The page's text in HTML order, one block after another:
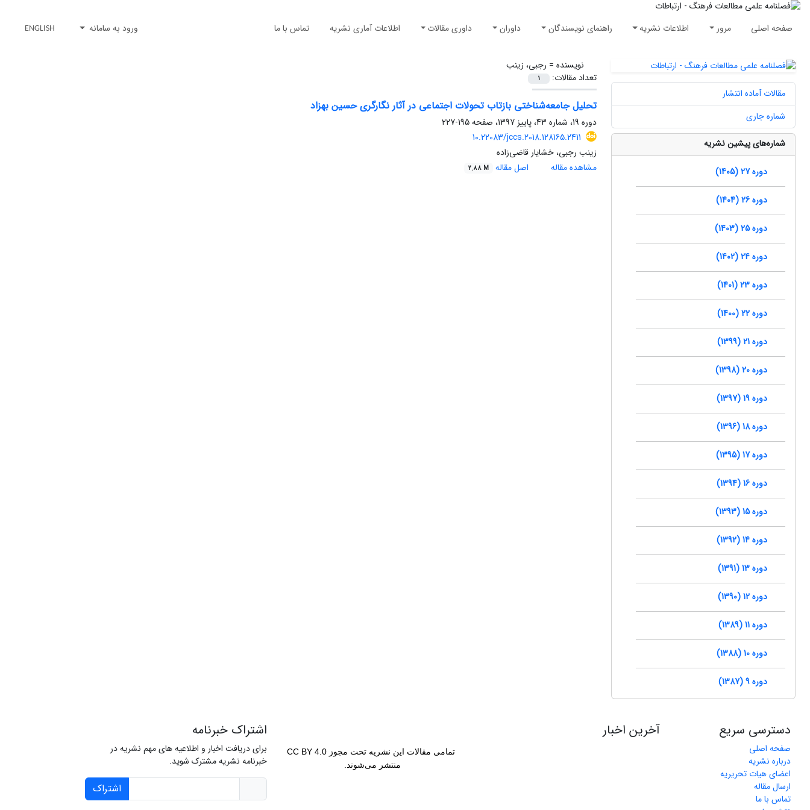
صفحه اصلی مرور اطلاعات نشریه راهنمای نویسندگان داوران داوری مقالات اطلاعات آماری نشریه تماس با ما ورود به سامانه ENGLISH
نویسنده = رجبی، زینب
تعداد مقالات:
1
تحلیل جامعه‌شناختی بازتاب تحولات اجتماعی در آثار نگارگری حسین بهزاد
دوره 19، شماره 43، پاییز 1397، صفحه
195-227
10.22083/jccs.2018.128165.2411
زینب رجبی، خشایار قاضی‌زاده
مشاهده مقاله
اصل مقاله 2.88 M
مقالات آماده انتشار
شماره جاری
شماره‌های پیشین نشریه
دوره 27 (1405)
دوره 26 (1404)
دوره 25 (1403)
دوره 24 (1402)
دوره 23 (1401)
دوره 22 (1400)
دوره 21 (1399)
دوره 20 (1398)
دوره 19 (1397)
دوره 18 (1396)
دوره 17 (1395)
دوره 16 (1394)
دوره 15 (1393)
دوره 14 (1392)
دوره 13 (1391)
دوره 12 (1390)
دوره 11 (1389)
دوره 10 (1388)
دوره 9 (1387)
دسترسی سریع
صفحه اصلی
درباره نشریه
اعضای هیات تحریریه
ارسال مقاله
تماس با ما
آخرین اخبار
تمامی مقالات این نشریه تحت مجوز CC BY 4.0
منتشر می‌شوند.
اشتراک خبرنامه
برای دریافت اخبار و اطلاعیه های مهم نشریه در
خبرنامه نشریه مشترک شوید.
اشتراک